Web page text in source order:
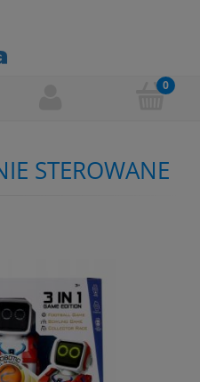
STEROWANE